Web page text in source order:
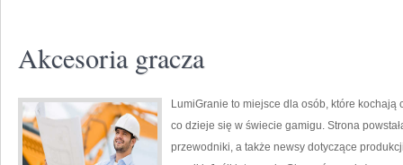
Akcesoria gracza
LumiGranie to miejsce dla osób, które
co dzieje się w świecie gamigu. Strona
przewodniki, a także newsy dotyczące